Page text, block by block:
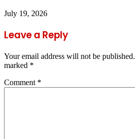
July 19, 2026
Leave a Reply
Your email address will not be published.
marked *
Comment *